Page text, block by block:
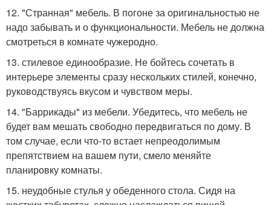
12. "Странная" мебель. В погоне за оригинальностью не
надо забывать и о функциональности. Мебель не должна
смотреться в комнате чужеродно.
13. стилевое единообразие. Не бойтесь сочетать в
интерьере элементы сразу нескольких стилей, конечно,
руководствуясь вкусом и чувством меры.
14. "Баррикады" из мебели. Убедитесь, что мебель не
будет вам мешать свободно передвигаться по дому. В
том случае, если что-то встает непреодолимым
препятствием на вашем пути, смело меняйте
планировку комнаты.
15. неудобные стулья у обеденного стола. Сидя на